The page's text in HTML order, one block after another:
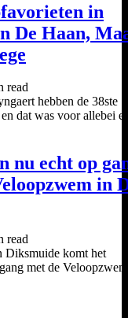
in
De Haan,
read
hebben de 38ste
dat was voor allebei
nu echt op
in
read
Diksmuide komt het
met de